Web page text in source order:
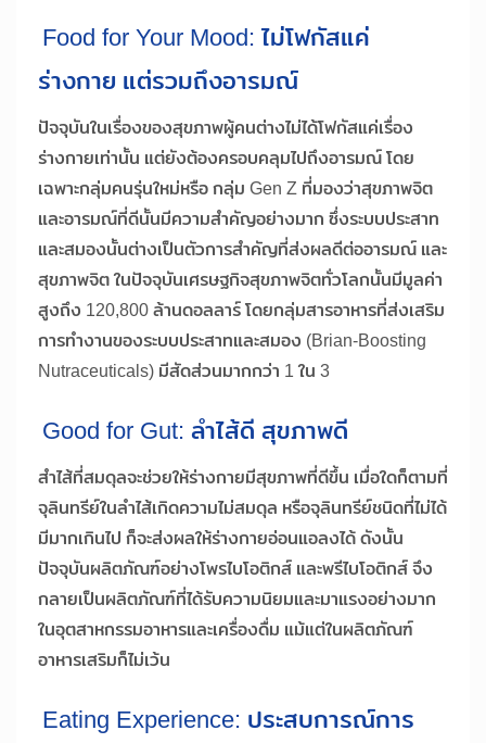
Food for Your Mood: ไม่โฟกัสแค่
ร่างกาย แต่รวมถึงอารมณ์
ปัจจุบันในเรื่องของสุขภาพผู้คนต่างไม่ได้โฟกัสแค่เรื่อง
ร่างกายเท่านั้น แต่ยังต้องครอบคลุมไปถึงอารมณ์ โดย
เฉพาะกลุ่มคนรุ่นใหม่หรือ กลุ่ม Gen Z ที่มองว่าสุขภาพจิต
และอารมณ์ที่ดีนั้นมีความสำคัญอย่างมาก ซึ่งระบบประสาท
และสมองนั้นต่างเป็นตัวการสำคัญที่ส่งผลดีต่ออารมณ์ และ
สุขภาพจิต ในปัจจุบันเศรษฐกิจสุขภาพจิตทั่วโลกนั้นมีมูลค่า
สูงถึง 120,800 ล้านดอลลาร์ โดยกลุ่มสารอาหารที่ส่งเสริม
การทำงานของระบบประสาทและสมอง (Brian-Boosting
Nutraceuticals) มีสัดส่วนมากกว่า 1 ใน 3
Good for Gut: ลำไส้ดี สุขภาพดี
สำไส้ที่สมดุลจะช่วยให้ร่างกายมีสุขภาพที่ดีขึ้น เมื่อใดก็ตามที่
จุลินทรีย์ในลำไส้เกิดความไม่สมดุล หรือจุลินทรีย์ชนิดที่ไม่ได้
มีมากเกินไป ก็จะส่งผลให้ร่างกายอ่อนแอลงได้ ดังนั้น
ปัจจุบันผลิตภัณฑ์อย่างโพรไบโอติกส์ และพรีไบโอติกส์ จึง
กลายเป็นผลิตภัณฑ์ที่ได้รับความนิยมและมาแรงอย่างมาก
ในอุตสาหกรรมอาหารและเครื่องดื่ม แม้แต่ในผลิตภัณฑ์
อาหารเสริมก็ไม่เว้น
Eating Experience: ประสบการณ์การ